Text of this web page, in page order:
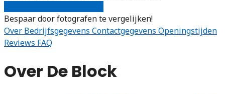
Bespaar door fotografen te vergelijken!
Over Bedrijfsgegevens Contactgegevens Openingstijden
Reviews FAQ
Over De Block